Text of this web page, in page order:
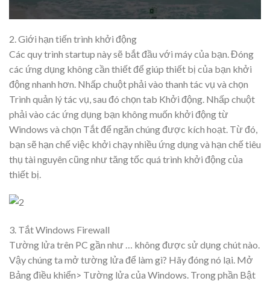
2. Giới hạn tiến trình khởi động
Các quy trình startup này sẽ bắt đầu với máy của bạn. Đóng
các ứng dụng không cần thiết để giúp thiết bị của bạn khởi
động nhanh hơn. Nhấp chuột phải vào thanh tác vụ và chọn
Trình quản lý tác vụ, sau đó chọn tab Khởi động. Nhấp chuột
phải vào các ứng dụng bạn không muốn khởi động từ
Windows và chọn Tắt để ngăn chúng được kích hoạt. Từ đó,
bạn sẽ hạn chế việc khởi chạy nhiều ứng dụng và hạn chế tiêu
thụ tài nguyên cũng như tăng tốc quá trình khởi động của
thiết bị.
3. Tắt Windows Firewall
Tường lửa trên PC gần như … không được sử dụng chút nào.
Vậy chúng ta mở tường lửa để làm gì? Hãy đóng nó lại. Mở
Bảng điều khiển> Tường lửa của Windows. Trong phần Bật